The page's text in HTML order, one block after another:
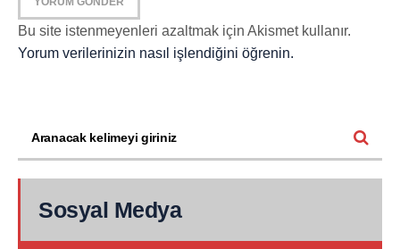
Bu site istenmeyenleri azaltmak için Akismet kullanır.
Yorum verilerinizin nasıl işlendiğini öğrenin.
Sosyal Medya